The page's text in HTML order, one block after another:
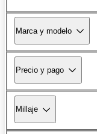
Marca y modelo
Precio y pago
Millaje